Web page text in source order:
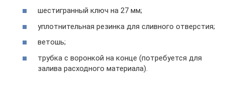
шестигранный ключ на 27 мм;
уплотнительная резинка для сливного отверстия;
ветошь;
трубка с воронкой на конце (потребуется для
залива расходного материала).